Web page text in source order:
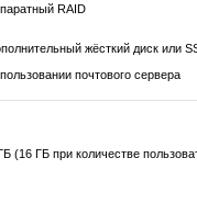
RAID
жёсткий диск или
почтового сервера
(16 ГБ при количестве